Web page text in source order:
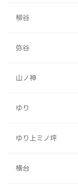
柳谷
弥谷
山ノ神
ゆり
ゆり上ミノ坪
横台